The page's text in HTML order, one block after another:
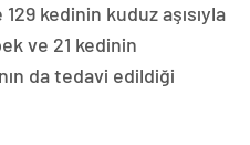
kedinin kuduz aşısıyla
ve 21 kedinin
da tedavi edildiği